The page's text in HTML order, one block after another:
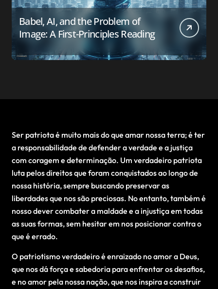
Babel, AI, and the Problem of
Image: A First-Principles Reading
Ser patriota é muito mais do que amar nossa terra; é ter
a responsabilidade de defender a verdade e a justiça
com coragem e determinação. Um verdadeiro patriota
luta pelos direitos que foram conquistados ao longo de
nossa história, sempre buscando preservar as
liberdades que nos são preciosas. No entanto, também é
nosso dever combater a maldade e a injustiça em todas
as suas formas, sem hesitar em nos posicionar contra o
que é errado.
O patriotismo verdadeiro é enraizado no amor a Deus,
que nos dá força e sabedoria para enfrentar os desafios,
e no amor pela nossa nação, que nos inspira a construir